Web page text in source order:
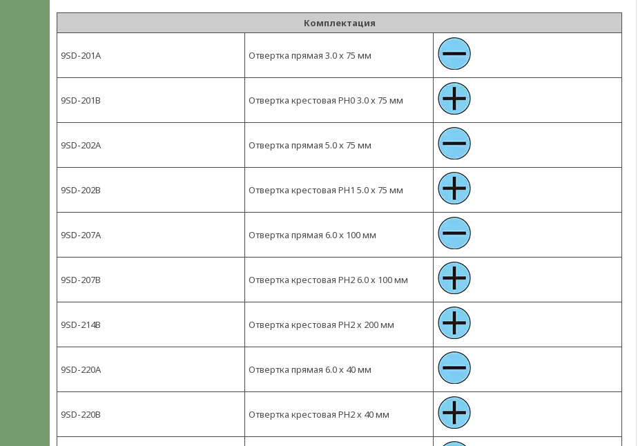
Комплектация
9SD-201A Отвертка прямая 3.0 х 75 мм
9SD-201B Отвертка крестовая PH0 3.0 х 75 мм
9SD-202A Отвертка прямая 5.0 х 75 мм
9SD-202B Отвертка крестовая PH1 5.0 х 75 мм
9SD-207A Отвертка прямая 6.0 х 100 мм
9SD-207B Отвертка крестовая PH2 6.0 х 100 мм
9SD-214B Отвертка крестовая PH2 х 200 мм
9SD-220A Отвертка прямая 6.0 х 40 мм
9SD-220B Отвертка крестовая PH2 х 40 мм